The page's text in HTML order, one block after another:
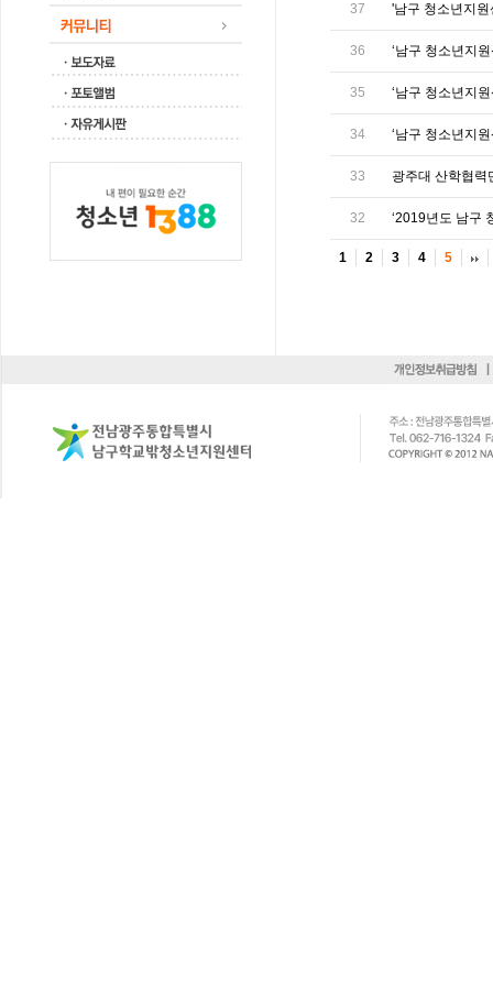
37 '남구 청소년지
36 ‘남구 청소년지
35 ‘남구 청소년지
34 ‘남구 청소년지
33 광주대 산학협력
32 ‘2019년도 남구
1 2 3 4 5